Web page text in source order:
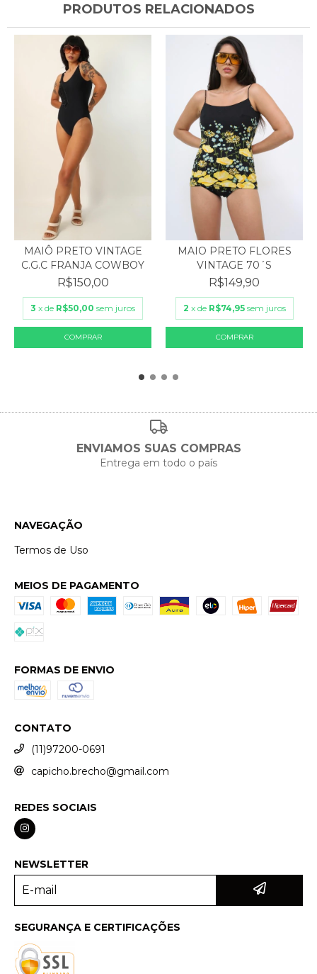
PRODUTOS RELACIONADOS
MAIÔ PRETO VINTAGE
C.G.C FRANJA COWBOY
R$150,00
3 x de R$50,00 sem juros
MAIO PRETO FLORES
VINTAGE 70´S
R$149,90
2 x de R$74,95 sem juros
ENVIAMOS SUAS COMPRAS
Entrega em todo o país
NAVEGAÇÃO
Termos de Uso
MEIOS DE PAGAMENTO
FORMAS DE ENVIO
CONTATO
(11)97200-0691
capicho.brecho@gmail.com
REDES SOCIAIS
NEWSLETTER
SEGURANÇA E CERTIFICAÇÕES